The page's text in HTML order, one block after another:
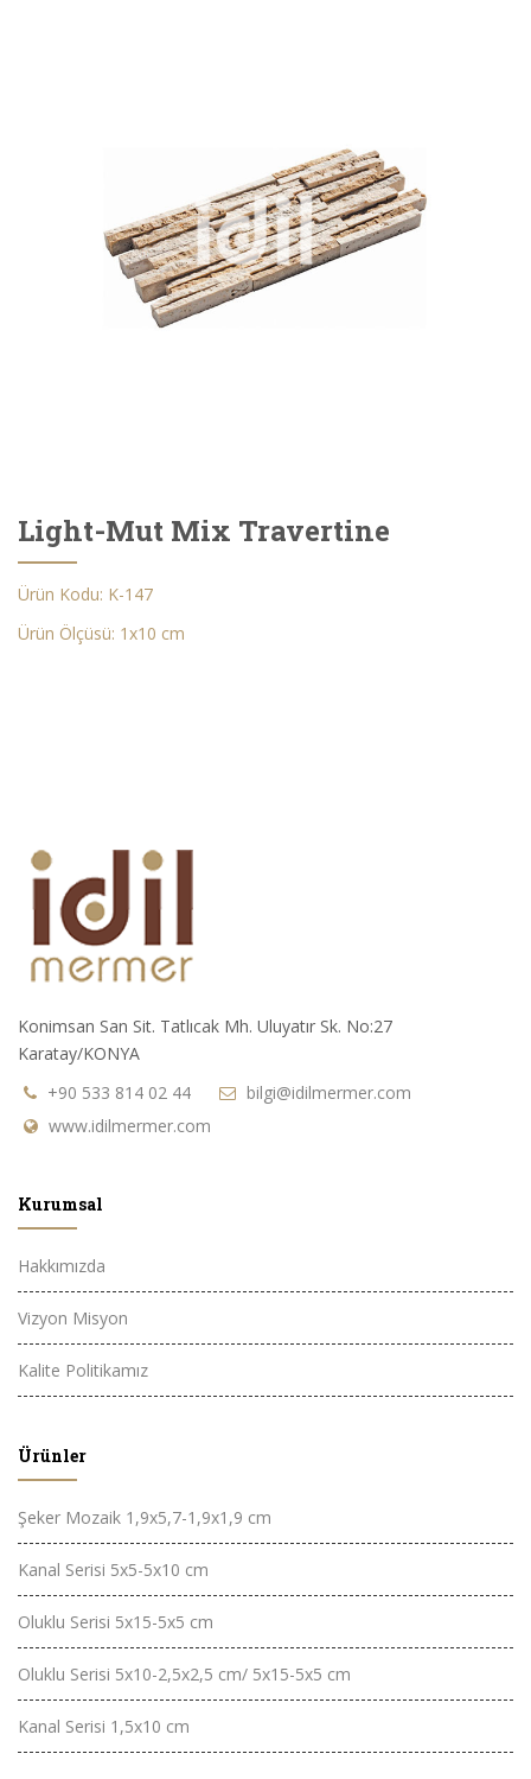
Light-Mut Mix Travertine
Ürün Kodu: K-147
Ürün Ölçüsü: 1x10 cm
Konimsan San Sit. Tatlıcak Mh. Uluyatır Sk. No:27
Karatay/KONYA
+90 533 814 02 44
bilgi@idilmermer.com
www.idilmermer.com
Kurumsal
Hakkımızda
Vizyon Misyon
Kalite Politikamız
Ürünler
Şeker Mozaik 1,9x5,7-1,9x1,9 cm
Kanal Serisi 5x5-5x10 cm
Oluklu Serisi 5x15-5x5 cm
Oluklu Serisi 5x10-2,5x2,5 cm/ 5x15-5x5 cm
Kanal Serisi 1,5x10 cm